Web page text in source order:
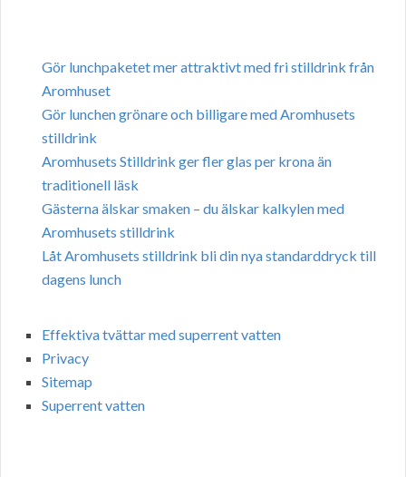
Gör lunchpaketet mer attraktivt med fri stilldrink från
Aromhuset
Gör lunchen grönare och billigare med Aromhusets
stilldrink
Aromhusets Stilldrink ger fler glas per krona än
traditionell läsk
Gästerna älskar smaken – du älskar kalkylen med
Aromhusets stilldrink
Låt Aromhusets stilldrink bli din nya standarddryck till
dagens lunch
Effektiva tvättar med superrent vatten
Privacy
Sitemap
Superrent vatten